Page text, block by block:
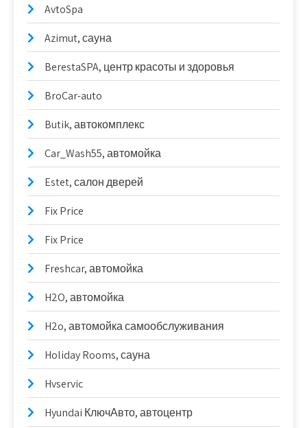
AvtoSpa
Azimut, сауна
BerestaSPA, центр красоты и здоровья
BroCar-auto
Butik, автокомплекс
Car_Wash55, автомойка
Estet, салон дверей
Fix Price
Fix Price
Freshcar, автомойка
H2O, автомойка
H2o, автомойка самообслуживания
Holiday Rooms, сауна
Hvservic
Hyundai КлючАвто, автоцентр